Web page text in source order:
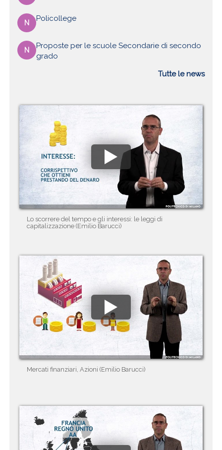
N Policollege
N
Proposte per le scuole Secondarie di secondo
grado
Tutte le news
Lo scorrere del tempo e gli interessi: le leggi di
capitalizzazione (Emilio Barucci)
Mercati finanziari, Azioni (Emilio Barucci)